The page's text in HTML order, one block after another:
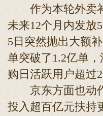
作为本轮外卖补
未来12个月内发放
5日突然抛出大额
单突破了1.2亿单
购日活跃用户超过
京东方面也动作
投入超百亿元扶持